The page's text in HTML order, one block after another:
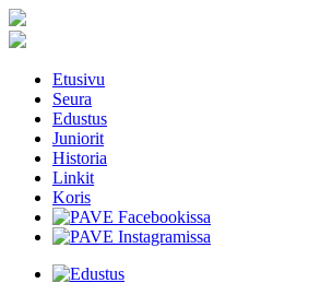
Etusivu
Seura
Edustus
Juniorit
Historia
Linkit
Koris